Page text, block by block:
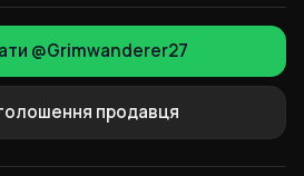
@Grimwanderer27
продавця